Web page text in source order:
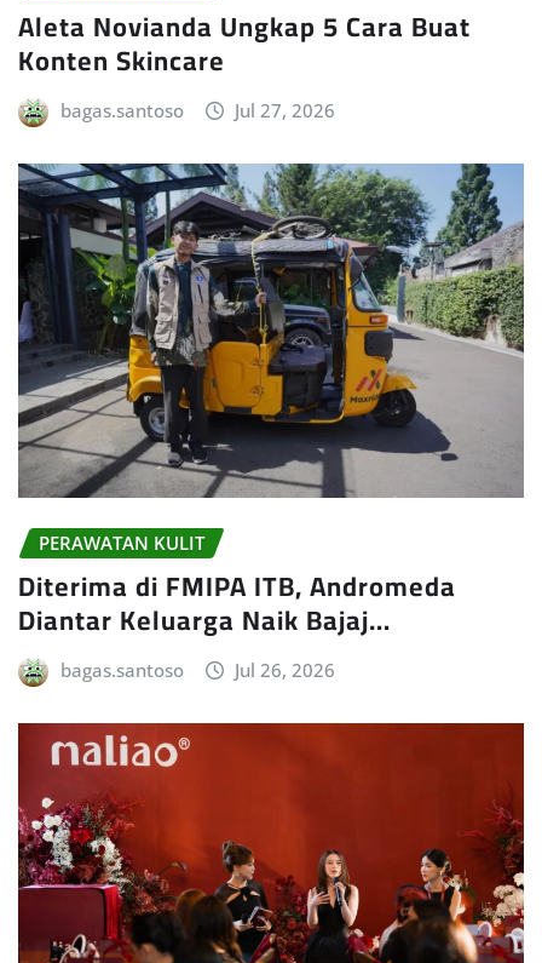
Aleta Novianda Ungkap 5 Cara Buat
Konten Skincare
bagas.santoso Jul 27, 2026
PERAWATAN KULIT
Diterima di FMIPA ITB, Andromeda
Diantar Keluarga Naik Bajaj…
bagas.santoso Jul 26, 2026